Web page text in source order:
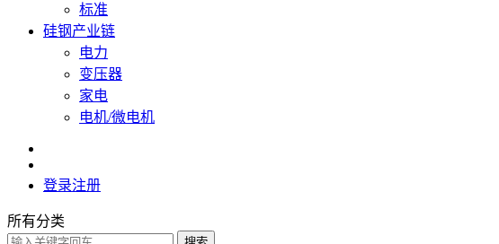
标准
硅钢产业链
电力
变压器
家电
电机/微电机
登录注册
所有分类